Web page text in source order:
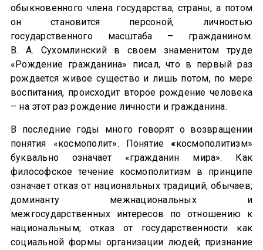
обыкновенного члена государства, страны, а потом
он становится персоной, личностью
государственного масштаба – гражданином.
В. А. Сухомлинский в своем знаменитом труде
«Рождение гражданина» писал, что в первый раз
рождается живое существо и лишь потом, по мере
воспитания, происходит второе рождение человека
– на этот раз рождение личности и гражданина.
В последние годы много говорят о возвращении
понятия «космополит». Понятие«космополитизм»
буквально означает «гражданин мира». Как
философское течение космополитизм в принципе
означает отказ от национальных традиций, обычаев;
доминанту межнациональных и
межгосударственных интересов по отношению к
национальным; отказ от государственности как
социальной формы организации людей; признание